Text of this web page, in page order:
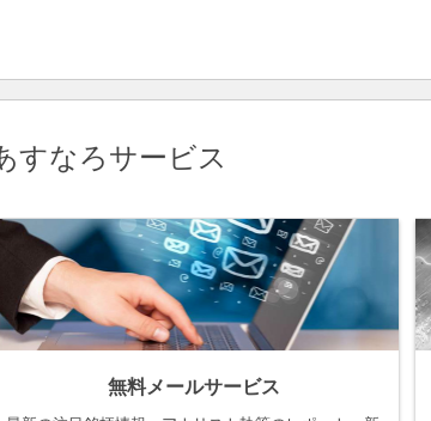
すなろサービス
無料メールサービス